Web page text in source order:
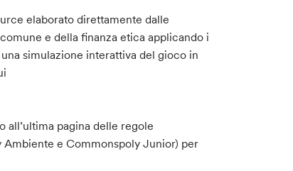
elaborato direttamente dalle
e della finanza etica applicando i
simulazione interattiva del gioco in
all’ultima pagina delle regole
e Commonspoly Junior) per